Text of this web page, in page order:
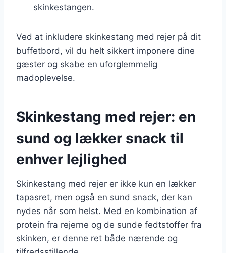
skinkestangen.
Ved at inkludere skinkestang med rejer på dit
buffetbord, vil du helt sikkert imponere dine
gæster og skabe en uforglemmelig
madoplevelse.
Skinkestang med rejer: en
sund og lækker snack til
enhver lejlighed
Skinkestang med rejer er ikke kun en lækker
tapasret, men også en sund snack, der kan
nydes når som helst. Med en kombination af
protein fra rejerne og de sunde fedtstoffer fra
skinken, er denne ret både nærende og